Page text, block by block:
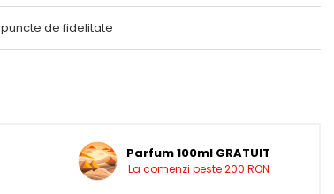
puncte de fidelitate
Parfum 100ml GRATUIT
La comenzi peste 200 RON